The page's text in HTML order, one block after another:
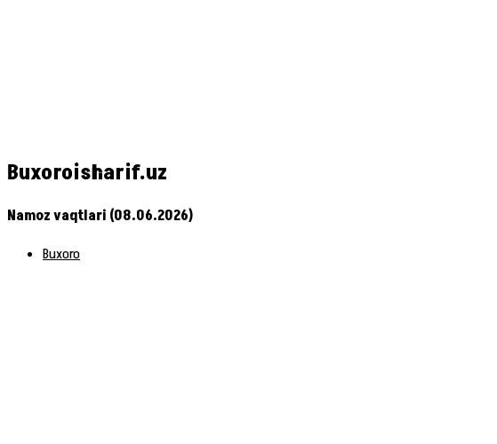
Buxoroisharif.uz
Namoz vaqtlari (08.06.2026)
Buxoro